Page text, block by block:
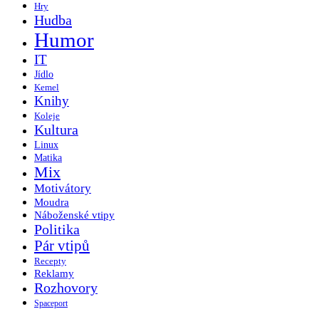
Hry
Hudba
Humor
IT
Jídlo
Kemel
Knihy
Koleje
Kultura
Linux
Matika
Mix
Motivátory
Moudra
Náboženské vtipy
Politika
Pár vtipů
Recepty
Reklamy
Rozhovory
Spaceport